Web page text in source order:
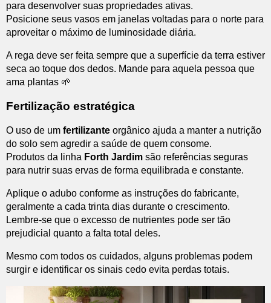
para desenvolver suas propriedades ativas.
Posicione seus vasos em janelas voltadas para o norte para
aproveitar o máximo de luminosidade diária.
A rega deve ser feita sempre que a superfície da terra estiver
seca ao toque dos dedos. Mande para aquela pessoa que
ama plantas 🌱
Fertilização estratégica
O uso de um fertilizante orgânico ajuda a manter a nutrição
do solo sem agredir a saúde de quem consome.
Produtos da linha Forth Jardim são referências seguras
para nutrir suas ervas de forma equilibrada e constante.
Aplique o adubo conforme as instruções do fabricante,
geralmente a cada trinta dias durante o crescimento.
Lembre-se que o excesso de nutrientes pode ser tão
prejudicial quanto a falta total deles.
Mesmo com todos os cuidados, alguns problemas podem
surgir e identificar os sinais cedo evita perdas totais.